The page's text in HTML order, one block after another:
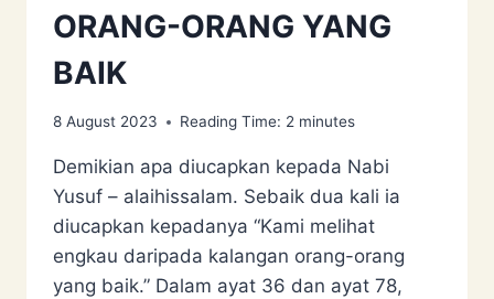
ORANG-ORANG YANG
BAIK
8 August 2023 Reading Time: 2 minutes
Demikian apa diucapkan kepada Nabi
Yusuf – alaihissalam. Sebaik dua kali ia
diucapkan kepadanya “Kami melihat
engkau daripada kalangan orang-orang
yang baik.” Dalam ayat 36 dan ayat 78,